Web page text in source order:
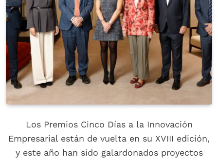
Los Premios Cinco Días a la Innovación
Empresarial están de vuelta en su XVIII edición,
y este año han sido galardonados proyectos